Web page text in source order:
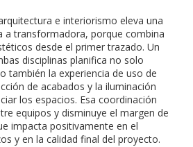
e interiorismo eleva una
a transformadora, porque combina
desde el primer trazado. Un
disciplinas planifica no solo
también la experiencia de uso de
de acabados y la iluminación
los espacios. Esa coordinación
equipos y disminuye el margen de
impacta positivamente en el
y en la calidad final del proyecto.